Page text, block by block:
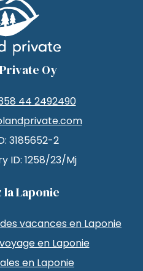
Oy
44 2492490
3185652-2
ID: 1258/23/Mj
Laponie
vacances en Laponie
en Laponie
en Laponie